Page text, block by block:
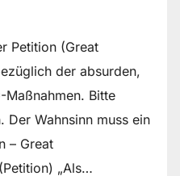
Petition (Great
der absurden,
Bitte
Der Wahnsinn muss ein
– Great
„Als…